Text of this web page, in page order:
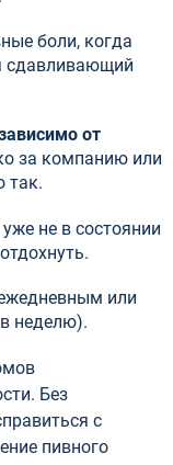
боли, когда
сдавливающий
от
за компанию или
так.
не в состоянии
или
неделю).
Без
с
пивного